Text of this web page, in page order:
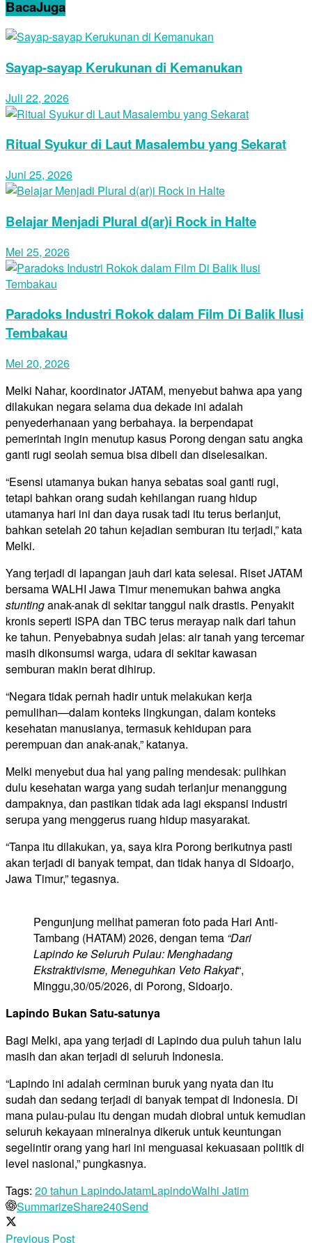
BacaJuga
Sayap-sayap Kerukunan di Kemanukan
Juli 22, 2026
Ritual Syukur di Laut Masalembu yang Sekarat
Juni 25, 2026
Belajar Menjadi Plural d(ar)i Rock in Halte
Mei 25, 2026
Paradoks Industri Rokok dalam Film Di Balik Ilusi
Tembakau
Mei 20, 2026
Melki Nahar, koordinator JATAM, menyebut bahwa apa yang
dilakukan negara selama dua dekade ini adalah
penyederhanaan yang berbahaya. Ia berpendapat
pemerintah ingin menutup kasus Porong dengan satu angka
ganti rugi seolah semua bisa dibeli dan diselesaikan.
“Esensi utamanya bukan hanya sebatas soal ganti rugi,
tetapi bahkan orang sudah kehilangan ruang hidup
utamanya hari ini dan daya rusak tadi itu terus berlanjut,
bahkan setelah 20 tahun kejadian semburan itu terjadi,” kata
Melki.
Yang terjadi di lapangan jauh dari kata selesai. Riset JATAM
bersama WALHI Jawa Timur menemukan bahwa angka
stuntinganak-anak di sekitar tanggul naik drastis. Penyakit
kronis seperti ISPA dan TBC terus merayap naik dari tahun
ke tahun. Penyebabnya sudah jelas: air tanah yang tercemar
masih dikonsumsi warga, udara di sekitar kawasan
semburan makin berat dihirup.
“Negara tidak pernah hadir untuk melakukan kerja
pemulihan—dalam konteks lingkungan, dalam konteks
kesehatan manusianya, termasuk kehidupan para
perempuan dan anak-anak,” katanya.
Melki menyebut dua hal yang paling mendesak: pulihkan
dulu kesehatan warga yang sudah terlanjur menanggung
dampaknya, dan pastikan tidak ada lagi ekspansi industri
serupa yang menggerus ruang hidup masyarakat.
“Tanpa itu dilakukan, ya, saya kira Porong berikutnya pasti
akan terjadi di banyak tempat, dan tidak hanya di Sidoarjo,
Jawa Timur,” tegasnya.
Pengunjung melihat pameran foto pada Hari Anti-
Tambang (HATAM) 2026, dengan tema “Dari
Lapindo ke Seluruh Pulau: Menghadang
Ekstraktivisme, Meneguhkan Veto Rakyat“,
Minggu,30/05/2026, di Porong, Sidoarjo.
Lapindo Bukan Satu-satunya
Bagi Melki, apa yang terjadi di Lapindo dua puluh tahun lalu
masih dan akan terjadi di seluruh Indonesia.
“Lapindo ini adalah cerminan buruk yang nyata dan itu
sudah dan sedang terjadi di banyak tempat di Indonesia. Di
mana pulau-pulau itu dengan mudah diobral untuk kemudian
seluruh kekayaan mineralnya dikeruk untuk keuntungan
segelintir orang yang hari ini menguasai kekuasaan politik di
level nasional,” pungkasnya.
Tags: 20 tahun LapindoJatamLapindoWalhi Jatim
SummarizeShare240Send
Previous Post